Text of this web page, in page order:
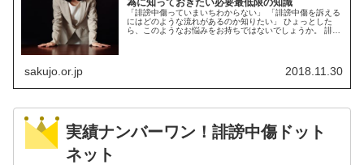
「誹謗中傷っていまいちわからない」 「誹謗中傷を訴える
にはどのような流れがあるのか知りたい」 ひょっとした
ら、このようなお悩みをお持ちではないでしょうか。 誹謗
sakujo.or.jp 2018.11.30
実績ナンバーワン！誹謗中傷ドット
ネット